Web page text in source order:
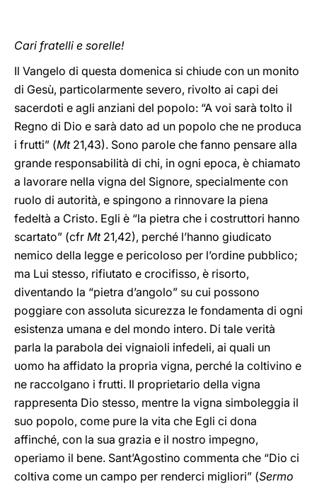
Cari fratelli e sorelle!
Il Vangelo di questa domenica si chiude con un monito
di Gesù, particolarmente severo, rivolto ai capi dei
sacerdoti e agli anziani del popolo: “A voi sarà tolto il
Regno di Dio e sarà dato ad un popolo che ne produca
i frutti” (Mt21,43). Sono parole che fanno pensare alla
grande responsabilità di chi, in ogni epoca, è chiamato
a lavorare nella vigna del Signore, specialmente con
ruolo di autorità, e spingono a rinnovare la piena
fedeltà a Cristo. Egli è “la pietra che i costruttori hanno
scartato” (cfr Mt21,42), perché l’hanno giudicato
nemico della legge e pericoloso per l’ordine pubblico;
ma Lui stesso, rifiutato e crocifisso, è risorto,
diventando la “pietra d’angolo” su cui possono
poggiare con assoluta sicurezza le fondamenta di ogni
esistenza umana e del mondo intero. Di tale verità
parla la parabola dei vignaioli infedeli, ai quali un
uomo ha affidato la propria vigna, perché la coltivino e
ne raccolgano i frutti. Il proprietario della vigna
rappresenta Dio stesso, mentre la vigna simboleggia il
suo popolo, come pure la vita che Egli ci dona
affinché, con la sua grazia e il nostro impegno,
operiamo il bene. Sant’Agostino commenta che “Dio ci
coltiva come un campo per renderci migliori” (Sermo